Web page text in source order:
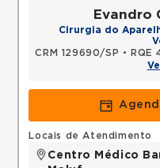
Evandro
Cirurgia do
CRM 129690/SP • RQE
Locais de Atendimento
Centro Médico